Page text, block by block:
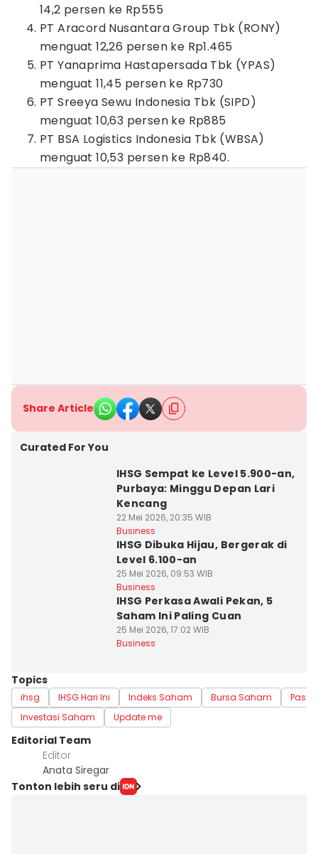
14,2 persen ke Rp555
PT Aracord Nusantara Group Tbk (RONY)
menguat 12,26 persen ke Rp1.465
PT Yanaprima Hastapersada Tbk (YPAS)
menguat 11,45 persen ke Rp730
PT Sreeya Sewu Indonesia Tbk (SIPD)
menguat 10,63 persen ke Rp885
PT BSA Logistics Indonesia Tbk (WBSA)
menguat 10,53 persen ke Rp840.
Share Article
Curated For You
IHSG Sempat ke Level 5.900-an,
Purbaya: Minggu Depan Lari
Kencang
22 Mei 2026, 20:35 WIB
Business
IHSG Dibuka Hijau, Bergerak di
Level 6.100-an
25 Mei 2026, 09:53 WIB
Business
IHSG Perkasa Awali Pekan, 5
Saham Ini Paling Cuan
25 Mei 2026, 17:02 WIB
Business
Topics
ihsg IHSG Hari Ini Indeks Saham Bursa Saham
Investasi Saham
Update me
Editorial Team
Editor
Anata Siregar
Tonton lebih seru di